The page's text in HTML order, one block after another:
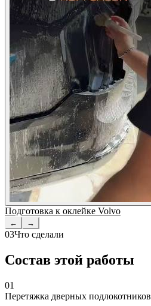
Подготовка к оклейке Volvo
← →
03Что сделали
Состав этой работы
01
Перетяжка дверных подлокотников